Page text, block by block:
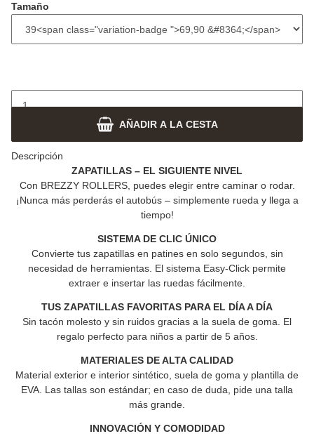
Tamaño
AÑADIR A LA CESTA
Descripción
ZAPATILLAS – EL SIGUIENTE NIVEL
Con BREZZY ROLLERS, puedes elegir entre caminar o rodar.
¡Nunca más perderás el autobús – simplemente rueda y llega a
tiempo!
SISTEMA DE CLIC ÚNICO
Convierte tus zapatillas en patines en solo segundos, sin
necesidad de herramientas. El sistema Easy-Click permite
extraer e insertar las ruedas fácilmente.
TUS ZAPATILLAS FAVORITAS PARA EL DÍA A DÍA
Sin tacón molesto y sin ruidos gracias a la suela de goma. El
regalo perfecto para niños a partir de 5 años.
MATERIALES DE ALTA CALIDAD
Material exterior e interior sintético, suela de goma y plantilla de
EVA. Las tallas son estándar; en caso de duda, pide una talla
más grande.
INNOVACIÓN Y COMODIDAD